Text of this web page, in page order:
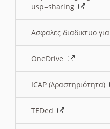
usp=sharing
Ασφαλες διαδικτυο
OneDrive
ICAP (Δραστηριότητα)
TEDed